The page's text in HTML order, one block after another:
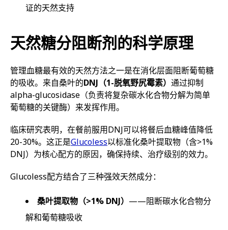
证的天然支持
天然糖分阻断剂的科学原理
管理血糖最有效的天然方法之一是在消化层面阻断葡萄糖
的吸收。来自桑叶的DNJ（1-脱氧野尻霉素） 通过抑制
alpha-glucosidase（负责将复杂碳水化合物分解为简单
葡萄糖的关键酶）来发挥作用。
临床研究表明，在餐前服用DNJ可以将餐后血糖峰值降低
20-30%。这正是Glucoless以标准化桑叶提取物（含>1%
DNJ）为核心配方的原因，确保持续、治疗级别的效力。
Glucoless配方结合了三种强效天然成分：
桑叶提取物（>1% DNJ） ——阻断碳水化合物分
解和葡萄糖吸收